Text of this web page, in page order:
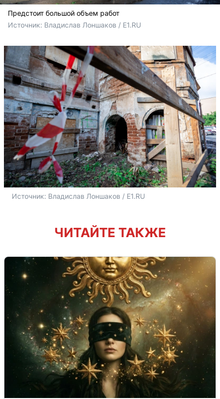
Предстоит большой объем работ
Источник: Владислав Лоншаков / E1.RU
Источник: Владислав Лоншаков / E1.RU
ЧИТАЙТЕ ТАКЖЕ